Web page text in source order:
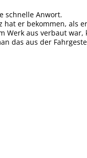
schnelle Anwort.
hat er bekommen, als
Werk aus verbaut
das aus der